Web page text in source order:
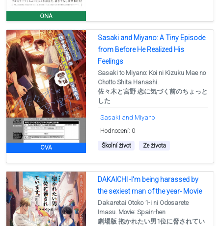
ONA
OVA
Sasaki and Miyano: A Tiny Episode
from Before He Realized His
Feelings
Sasaki to Miyano: Koi ni Kizuku Mae no
Chotto Shita Hanashi.
佐々木と宮野 恋に気づく前のちょっと
した
Sasaki and Miyano
Hodnocení: 0
Školní život Ze života
DAKAICHI -I'm being harassed by
the sexiest man of the year- Movie
Dakaretai Otoko 1-i ni Odosarete
Imasu. Movie: Spain-hen
劇場版 抱かれたい男1位に脅されてい